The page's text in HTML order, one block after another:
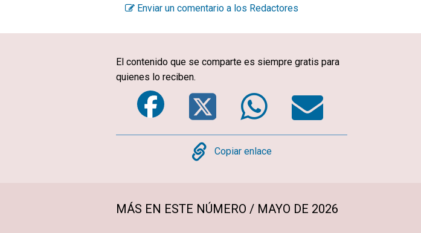
Enviar un comentario a los Redactores
El contenido que se comparte es siempre gratis para
quienes lo reciben.
FacebookTwitterWhatsApp
Email
Copy
Copiar enlace
MÁS EN ESTE NÚMERO / MAYO DE 2026